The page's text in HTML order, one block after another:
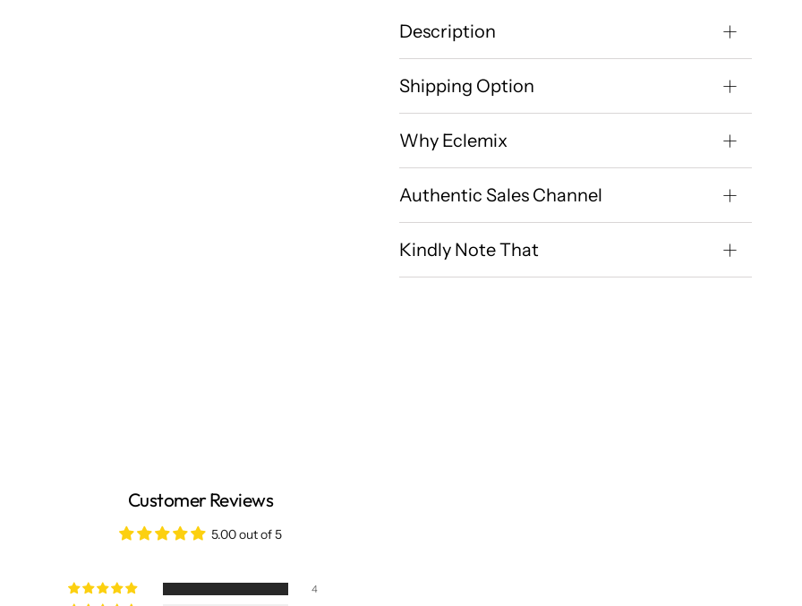
Description
Shipping Option
Why Eclemix
Authentic Sales Channel
Kindly Note That
Customer Reviews
5.00 out of 5
4